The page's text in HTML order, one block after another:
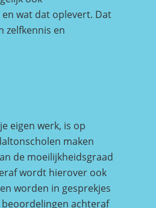
wat dat oplevert. Dat
zelfkennis en
eigen werk, is op
maken
de moeilijkheidsgraad
wordt hierover ook
worden in gesprekjes
achteraf